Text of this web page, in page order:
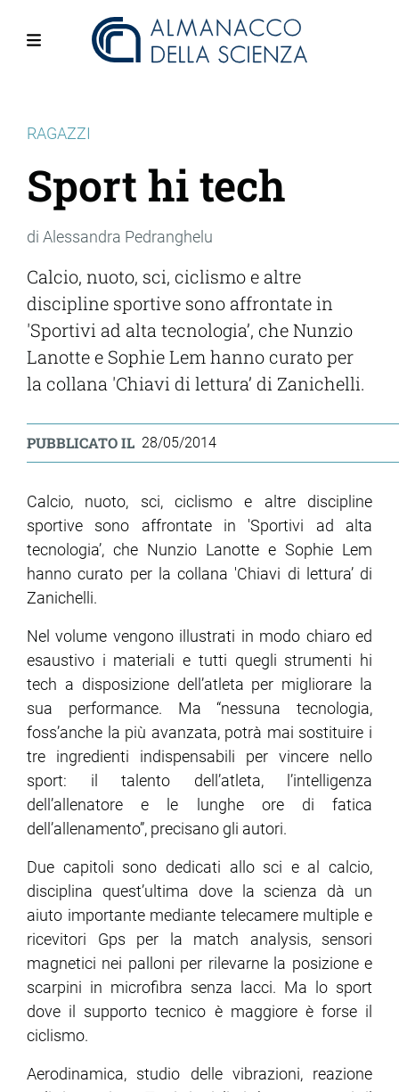
RAGAZZI
Sport hi tech
di Alessandra Pedranghelu
Calcio, nuoto, sci, ciclismo e altre
discipline sportive sono affrontate in
'Sportivi ad alta tecnologia’, che Nunzio
Lanotte e Sophie Lem hanno curato per
la collana 'Chiavi di lettura’ di Zanichelli.
PUBBLICATO IL 28/05/2014
Calcio, nuoto, sci, ciclismo e altre discipline
sportive sono affrontate in 'Sportivi ad alta
tecnologia’, che Nunzio Lanotte e Sophie Lem
hanno curato per la collana 'Chiavi di lettura’ di
Zanichelli.
Nel volume vengono illustrati in modo chiaro ed
esaustivo i materiali e tutti quegli strumenti hi
tech a disposizione dell’atleta per migliorare la
sua performance. Ma “nessuna tecnologia,
foss’anche la più avanzata, potrà mai sostituire i
tre ingredienti indispensabili per vincere nello
sport: il talento dell’atleta, l’intelligenza
dell’allenatore e le lunghe ore di fatica
dell’allenamento”, precisano gli autori.
Due capitoli sono dedicati allo sci e al calcio,
disciplina quest’ultima dove la scienza dà un
aiuto importante mediante telecamere multiple e
ricevitori Gps per la match analysis, sensori
magnetici nei palloni per rilevarne la posizione e
scarpini in microfibra senza lacci. Ma lo sport
dove il supporto tecnico è maggiore è forse il
ciclismo.
Aerodinamica, studio delle vibrazioni, reazione